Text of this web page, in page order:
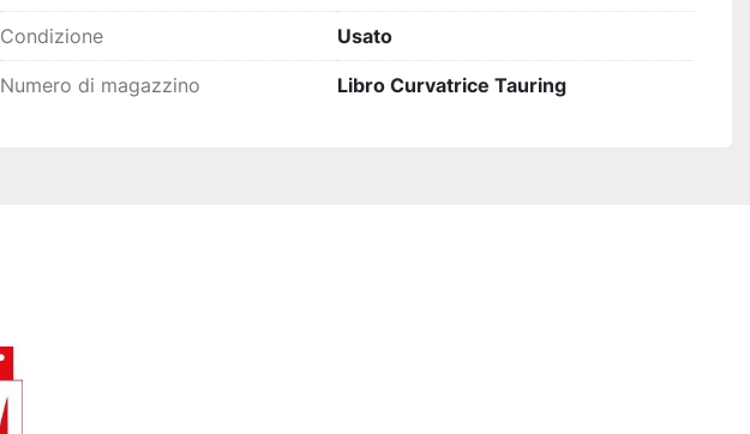
Condizione Usato
Numero di magazzino Libro Curvatrice Tauring